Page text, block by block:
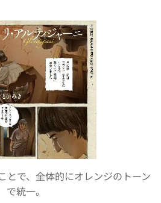
とで、全体的にオレンジのトーン
で統一。